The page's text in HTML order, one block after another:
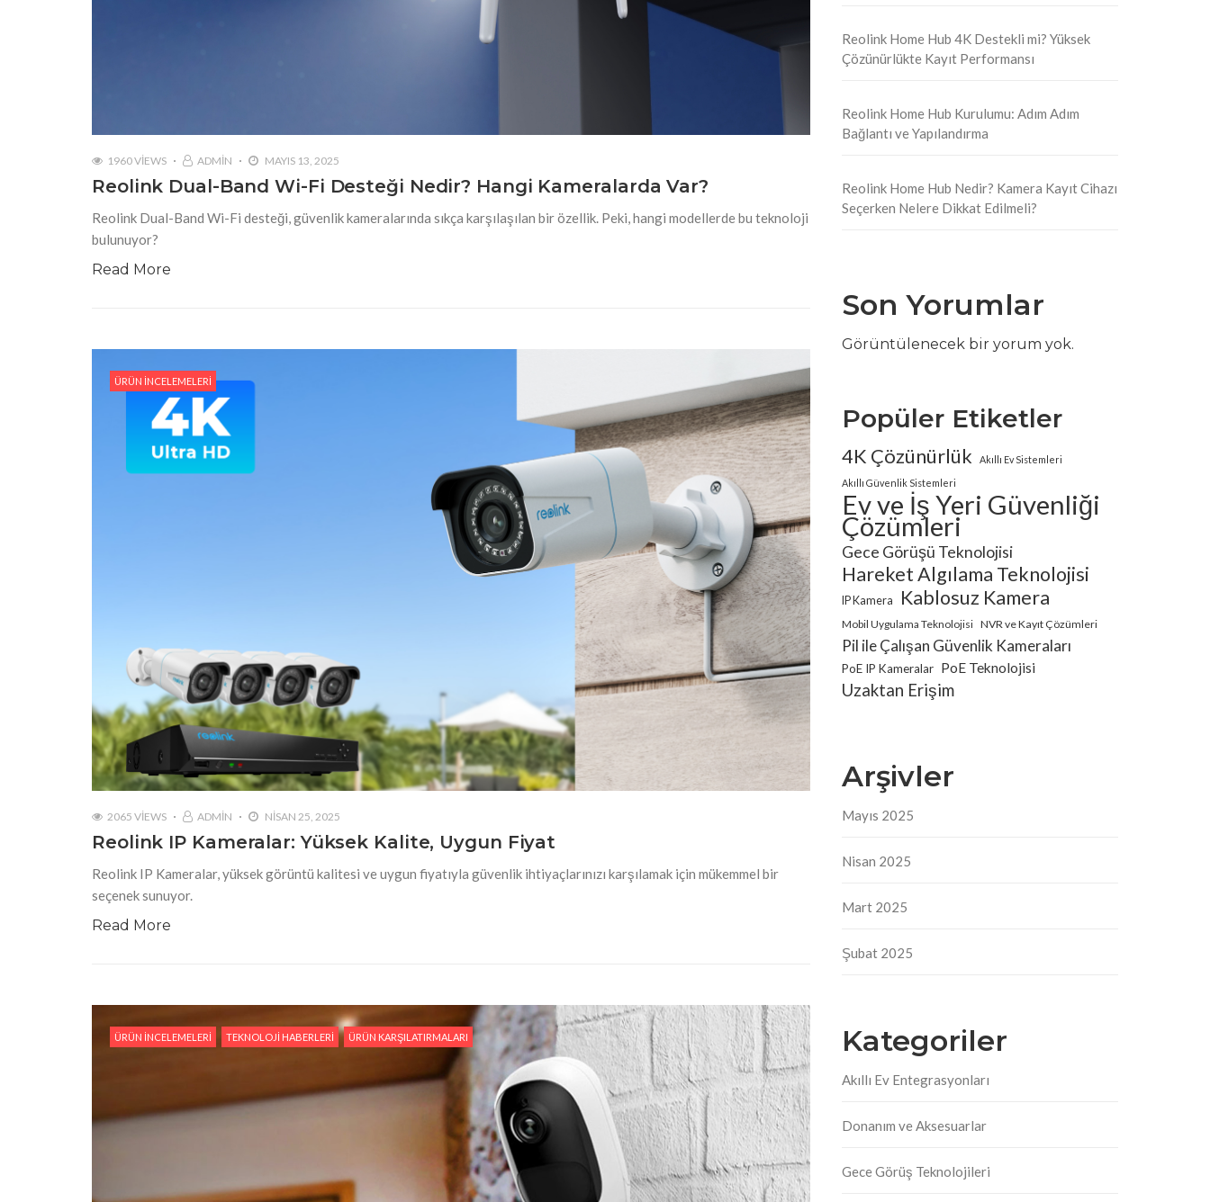
1960 VIEWS ADMIN MAYIS 13, 2025
Reolink Dual-Band Wi-Fi Desteği Nedir? Hangi Kameralarda Var?
Reolink Dual-Band Wi-Fi desteği, güvenlik kameralarında sıkça karşılaşılan bir özellik. Peki, hangi modellerde bu teknoloji
bulunuyor?
Read More
ÜRÜN İNCELEMELERI
2065 VIEWS ADMIN NISAN 25, 2025
Reolink IP Kameralar: Yüksek Kalite, Uygun Fiyat
Reolink IP Kameralar, yüksek görüntü kalitesi ve uygun fiyatıyla güvenlik ihtiyaçlarınızı karşılamak için mükemmel bir
seçenek sunuyor.
Read More
ÜRÜN İNCELEMELERI TEKNOLOJI HABERLERI ÜRÜN KARŞILATIRMALARI
Reolink Home Hub 4K Destekli mi? Yüksek
Çözünürlükte Kayıt Performansı
Reolink Home Hub Kurulumu: Adım Adım
Bağlantı ve Yapılandırma
Reolink Home Hub Nedir? Kamera Kayıt Cihazı
Seçerken Nelere Dikkat Edilmeli?
Son Yorumlar
Görüntülenecek bir yorum yok.
Popüler Etiketler
4K Çözünürlük
Akıllı Ev Sistemleri
Akıllı Güvenlik Sistemleri
Ev ve İş Yeri Güvenliği
Çözümleri
Gece Görüşü Teknolojisi
Hareket Algılama Teknolojisi
IP Kamera Kablosuz Kamera
Mobil Uygulama Teknolojisi NVR ve Kayıt Çözümleri
Pil ile Çalışan Güvenlik Kameraları
PoE IP Kameralar PoE Teknolojisi
Uzaktan Erişim
Arşivler
Mayıs 2025
Nisan 2025
Mart 2025
Şubat 2025
Kategoriler
Akıllı Ev Entegrasyonları
Donanım ve Aksesuarlar
Gece Görüş Teknolojileri